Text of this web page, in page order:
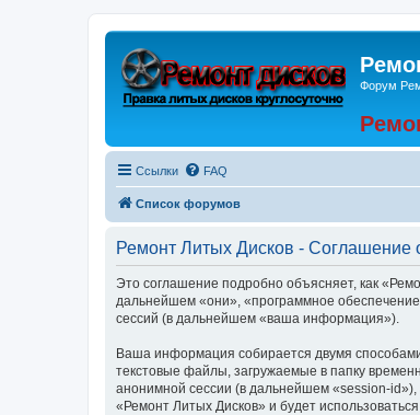
Форум
Ссылки FAQ
Список форумов
Ремонт Литых Дисков - Соглашение
Это соглашение подробно объясняет, как
дальнейшем «они», «программное
сессий (в дальнейшем «ваша информация»).
Ваша информация собирается двумя
текстовые файлы, загружаемые в папку
анонимной сессии (в дальнейшем «session-
«Ремонт Литых Дисков» и будет